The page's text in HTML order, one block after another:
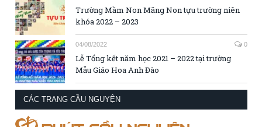
Trường Mầm Non Măng Non tựu trường niên
khóa 2022 – 2023
04/08/2022 0
Lễ Tổng kết năm học 2021 – 2022 tại trường
Mẫu Giáo Hoa Anh Đào
CÁC TRANG CẦU NGUYỆN